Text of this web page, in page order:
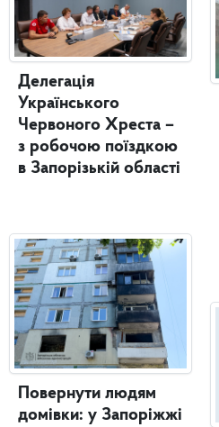
Делегація
Українського
Червоного Хреста –
з робочою поїздкою
в Запорізькій області
Повернути людям
домівки: у Запоріжжі